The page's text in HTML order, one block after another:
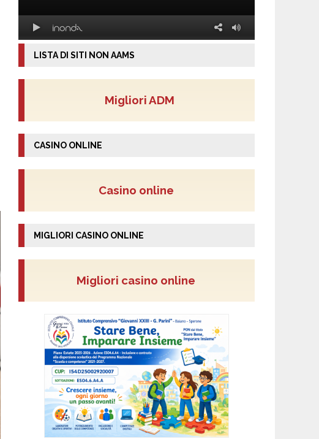
LISTA DI SITI NON AAMS
Migliori ADM
CASINO ONLINE
Casino online
MIGLIORI CASINO ONLINE
Migliori casino online